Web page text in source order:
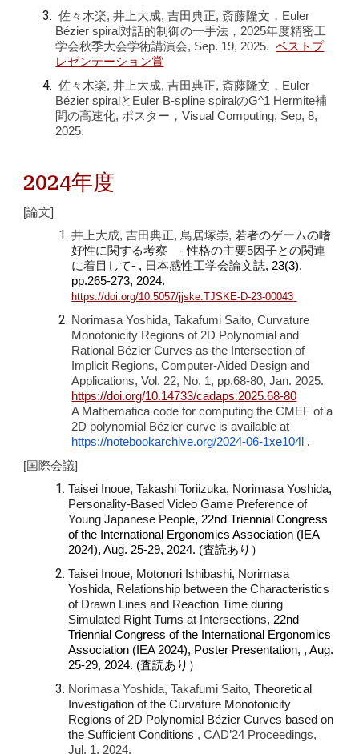
佐々木楽, 井上大成, 吉田典正, 斎藤隆文 ，Euler
Bézier spiral対話的制御の一手法， 2025年度精密工
学会秋季大会学術講演会, Sep. 19, 2025. ベストプ
レゼンテーション賞
佐々木楽, 井上大成, 吉田典正, 斎藤隆文， Euler
Bézier spiralとEuler B-spline spiralのG^1 Hermite補
間の高速化, ポスター，Visual Computing, Sep, 8,
2025.
2024年度
[論文]
井上大成, 吉田典正, 鳥居塚崇,若者のゲームの嗜
好性に関する考察 - 性格の主要5因子との関連
に着目して- , 日本感性工学会論文誌, 23(3),
pp.265-273, 2024.
https://doi.org/10.5057/jjske.TJSKE-D-23-00043
NorimasaYoshida, Takafumi Saito, Curvature
Monotonicity Regions of 2D Polynomial and
Rational Bézier Curves as the Intersection of
Implicit Regions, Computer-Aided Design and
Applications, Vol. 22, No. 1, pp.68-80, Jan. 2025.
https://doi.org/10.14733/cadaps.2025.68-80
A Mathematica code for computing the CMEF of a
2D polynomial Béziercurve is available at
https://notebookarchive.org/2024-06-1xe104l .
[国際会議]
Taisei Inoue, Takashi Toriizuka, Norimasa Yoshida,
Personality-Based Video Game Preference of
Young Japanese People, 22nd Triennial Congress
of the International Ergonomics Association (IEA
2024), Aug. 25-29, 2024. (査読あり）
Taisei Inoue, Motonori Ishibashi, Norimasa
Yoshida, Relationship between the Characteristics
of Drawn Lines and Reaction Time during
Simulated Right Turns at Intersections, 22nd
Triennial Congress of the International Ergonomics
Association (IEA 2024), Poster Presentation, , Aug.
25-29, 2024. (査読あり）
Norimasa Yoshida, Takafumi Saito,Theoretical
Investigation of the Curvature Monotonicity
Regions of 2D Polynomial Bézier Curves based on
the Sufficient Conditions , CAD’24 Proceedings,
Jul. 1, 2024.